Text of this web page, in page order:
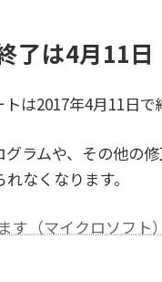
了は4月11日
は2017年4月11日で
ラムや、その他の
なくなります。
（マイクロソフト）